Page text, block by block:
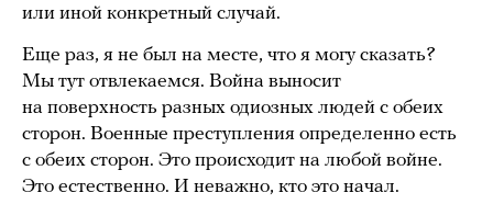
или иной конкретный случай.
Еще раз, я не был на месте, что я могу сказать?
Мы тут отвлекаемся. Война выносит
на поверхность разных одиозных людей с обеих
сторон. Военные преступления определенно есть
с обеих сторон. Это происходит на любой войне.
Это естественно. И неважно, кто это начал.